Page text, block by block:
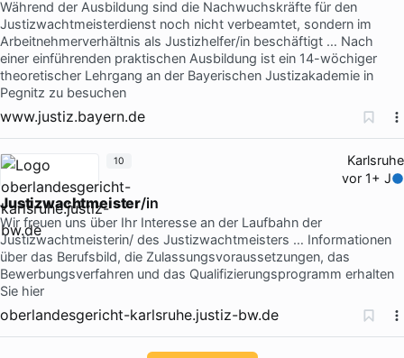
Während der Ausbildung sind die Nachwuchskräfte für den
Justizwachtmeisterdienst noch nicht verbeamtet, sondern im
Arbeitnehmerverhältnis als Justizhelfer/in beschäftigt … Nach
einer einführenden praktischen Ausbildung ist ein 14-wöchiger
theoretischer Lehrgang an der Bayerischen Justizakademie in
Pegnitz zu besuchen
www.justiz.bayern.de
Karlsruhe
vor 1+ J
Justizwachtmeister/in
Wir freuen uns über Ihr Interesse an der Laufbahn der
Justizwachtmeisterin/ des Justizwachtmeisters … Informationen
über das Berufsbild, die Zulassungsvoraussetzungen, das
Bewerbungsverfahren und das Qualifizierungsprogramm erhalten
Sie hier
oberlandesgericht-karlsruhe.justiz-bw.de
10